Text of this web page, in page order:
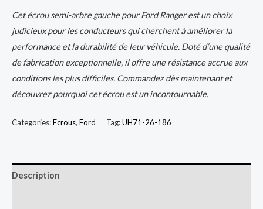
Cet écrou semi-arbre gauche pour Ford Ranger est un choix
judicieux pour les conducteurs qui cherchent à améliorer la
performance et la durabilité de leur véhicule. Doté d’une qualité
de fabrication exceptionnelle, il offre une résistance accrue aux
conditions les plus difficiles. Commandez dès maintenant et
découvrez pourquoi cet écrou est un incontournable.
Categories:Ecrous, Ford Tag:UH71-26-186
Description